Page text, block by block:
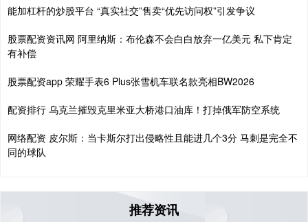
能加杠杆的炒股平台 “真实社交”售卖“优先访问权”引发争议
股票配资资讯网 阿里纳斯：布伦森不会白白放弃一亿美元 私下肯定
有补偿
股票配资app 荣耀手表6 Plus张雪机车联名款亮相BW2026
配资排行 乌克兰摧毁克里米亚大桥港口油库！打掉俄军防空系统
网络配资 皮尔斯：当卡斯尔打出侵略性且能进几个3分 马刺是完全不
同的球队
推荐资讯